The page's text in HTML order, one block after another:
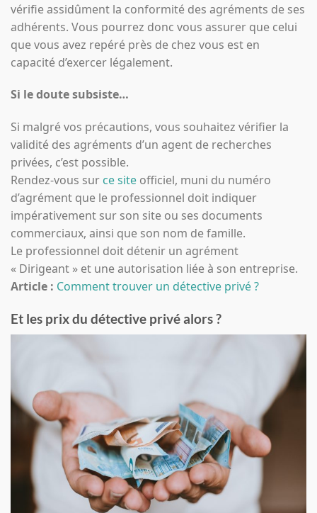
vérifie assidûment la conformité des agréments de ses
adhérents. Vous pourrez donc vous assurer que celui
que vous avez repéré près de chez vous est en
capacité d’exercer légalement.
Si le doute subsiste…
Si malgré vos précautions, vous souhaitez vérifier la
validité des agréments d’un agent de recherches
privées, c’est possible.
Rendez-vous sur ce site officiel, muni du numéro
d’agrément que le professionnel doit indiquer
impérativement sur son site ou ses documents
commerciaux, ainsi que son nom de famille.
Le professionnel doit détenir un agrément
« Dirigeant » et une autorisation liée à son entreprise.
Article : Comment trouver un détective privé ?
Et les prix du détective privé alors ?